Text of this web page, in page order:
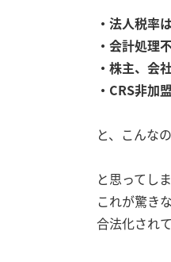
・法人税率
・会計処理
・株主、会
・CRS非加盟
と、こんな
と思ってし
これが驚き
合法化され